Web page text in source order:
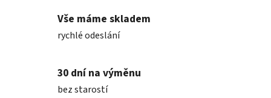
Vše máme skladem
rychlé odeslání
30 dní na výměnu
bez starostí